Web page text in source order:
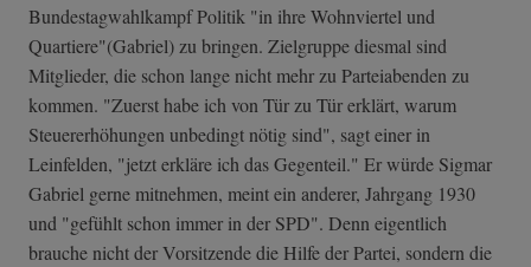
Bundestagwahlkampf Politik "in ihre Wohnviertel und
Quartiere"(Gabriel) zu bringen. Zielgruppe diesmal sind
Mitglieder, die schon lange nicht mehr zu Parteiabenden zu
kommen. "Zuerst habe ich von Tür zu Tür erklärt, warum
Steuererhöhungen unbedingt nötig sind", sagt einer in
Leinfelden, "jetzt erkläre ich das Gegenteil." Er würde Sigmar
Gabriel gerne mitnehmen, meint ein anderer, Jahrgang 1930
und "gefühlt schon immer in der SPD". Denn eigentlich
brauche nicht der Vorsitzende die Hilfe der Partei, sondern die